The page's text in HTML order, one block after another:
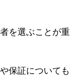
を選ぶことが重
保証についても